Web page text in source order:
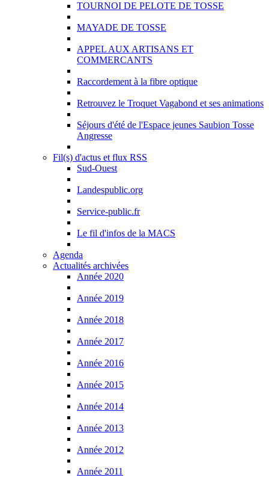
TOURNOI DE PELOTE DE TOSSE
MAYADE DE TOSSE
APPEL AUX ARTISANS ET
COMMERCANTS
Raccordement à la fibre optique
Retrouvez le Troquet Vagabond et ses animations
Séjours d'été de l'Espace jeunes Saubion Tosse
Angresse
Fil(s) d'actus et flux RSS
Sud-Ouest
Landespublic.org
Service-public.fr
Le fil d'infos de la MACS
Agenda
Actualités archivées
Année 2020
Année 2019
Année 2018
Année 2017
Année 2016
Année 2015
Année 2014
Année 2013
Année 2012
Année 2011